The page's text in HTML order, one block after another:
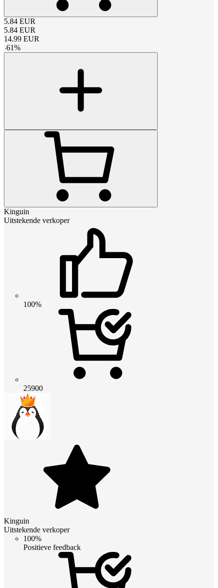
5.84 EUR
5.84 EUR
14.99 EUR
-61%
Kinguin
Uitstekende verkoper
100%
25900
Kinguin
Uitstekende verkoper
100%
Positieve feedback